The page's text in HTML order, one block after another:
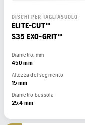
DISCHI PER TAGLIASUOLO
ELITE-CUT™
S35 EXO-GRIT™
Diametro, mm
450 mm
Altezza del segmento
15 mm
Diametro bussola
25.4 mm